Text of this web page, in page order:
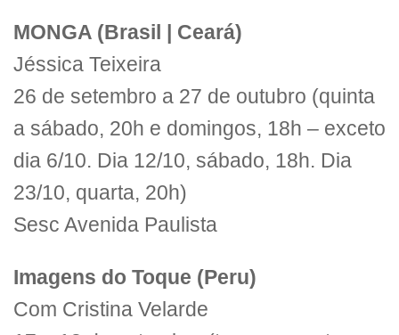
MONGA (Brasil | Ceará)
Jéssica Teixeira
26 de setembro a 27 de outubro (quinta
a sábado, 20h e domingos, 18h – exceto
dia 6/10. Dia 12/10, sábado, 18h. Dia
23/10, quarta, 20h)
Sesc Avenida Paulista
Imagens do Toque (Peru)
Com Cristina Velarde